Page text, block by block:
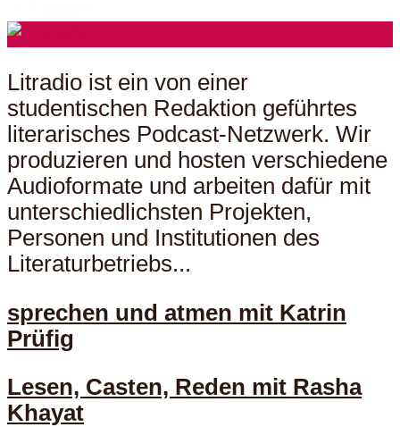
Litradio ist ein von einer
studentischen Redaktion geführtes
literarisches Podcast-Netzwerk. Wir
produzieren und hosten verschiedene
Audioformate und arbeiten dafür mit
unterschiedlichsten Projekten,
Personen und Institutionen des
Literaturbetriebs...
sprechen und atmen mit Katrin
Prüfig
Lesen, Casten, Reden mit Rasha
Khayat